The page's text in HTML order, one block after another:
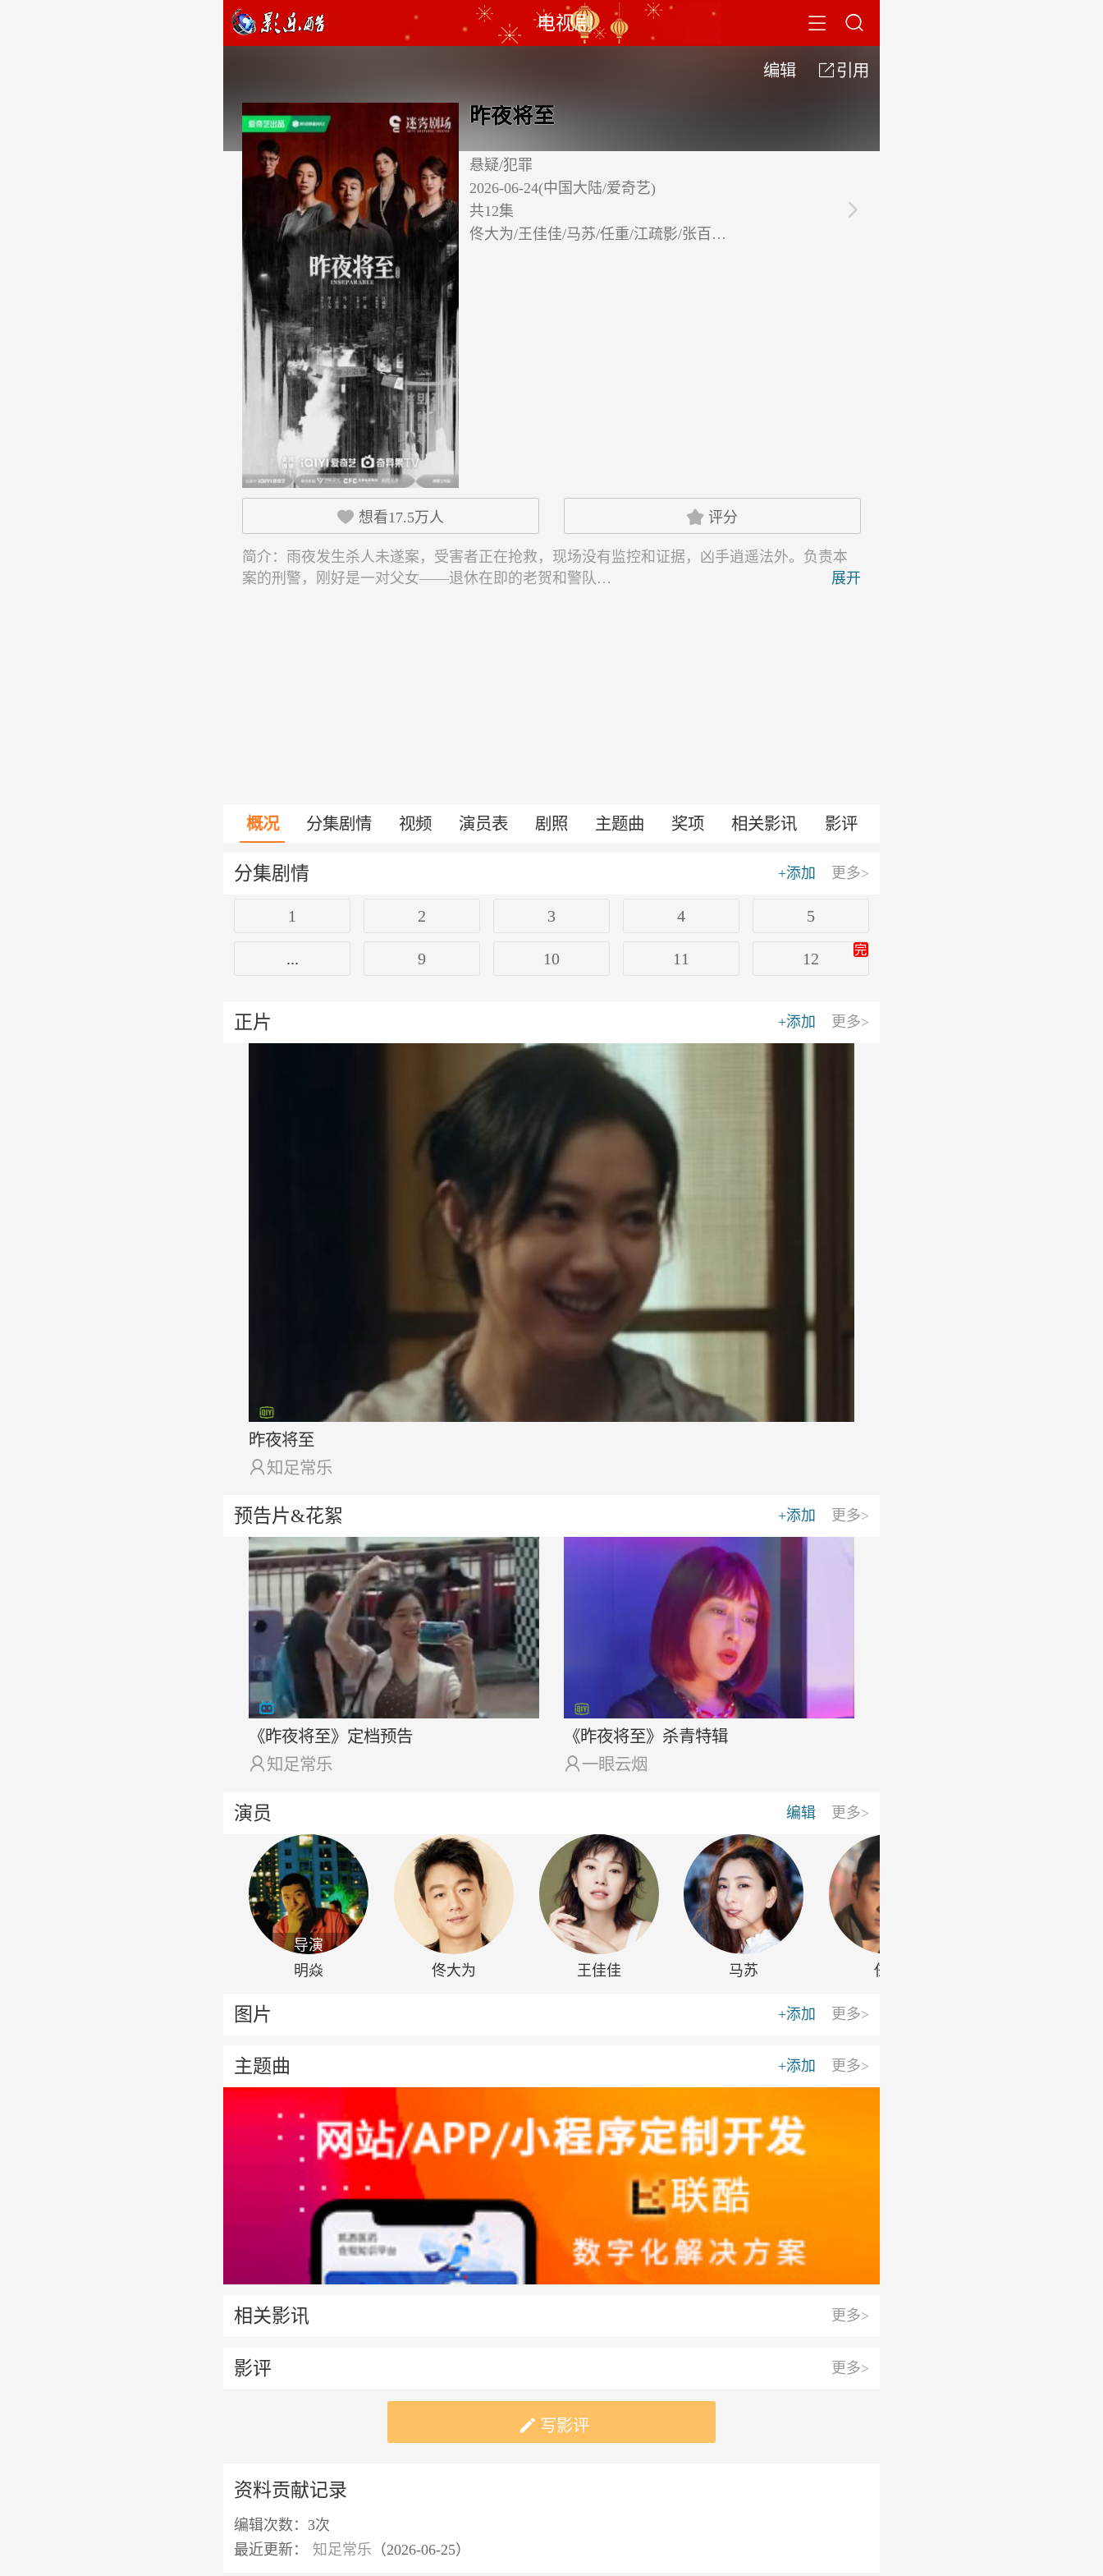
 
电视剧
编辑  引用
昨夜将至
悬疑/犯罪
2026-06-24(中国大陆/爱奇艺)
共12集
佟大为/王佳佳/马苏/任重/江疏影/张百…

 想看17.5万 人  评分
简介： 雨夜发生杀人未遂案，受害者正在抢救，现场没有监控和证据，凶手逍遥法外。负责本
案的刑警，刚好是一对父女——退休在即的老贺和警队…
展开
概况 分集剧情 视频 演员表 剧照 主题曲 奖项 相关影讯 影评
更多>
+添加
分集剧情
1 2 3 4 5
... 9 10 11 12
完
更多>
+添加
正片
昨夜将至
 知足常乐
更多>
+添加
预告片&花絮
《昨夜将至》定档预告
 知足常乐
《昨夜将至》杀青特辑
 一眼云烟
更多>
编辑
演员
导演
明焱
佟大为 王佳佳 马苏 任重
更多>
+添加
图片
更多>
+添加
主题曲
更多>
相关影讯
更多>
影评
 写影评
资料贡献记录
编辑次数： 3次
最近更新：
知足常乐 （2026-06-25）